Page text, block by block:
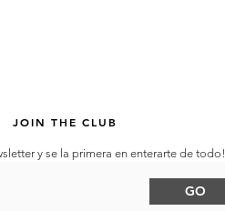
JOIN THE CLUB
y se la primera en enterarte de todo!
GO